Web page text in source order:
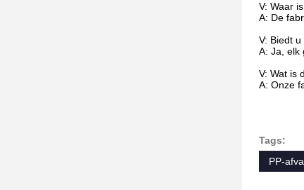
V: Waar
A: De
V: Biedt
A: Ja, elk
V: Wat is
A: Onze
Tags:
PP-